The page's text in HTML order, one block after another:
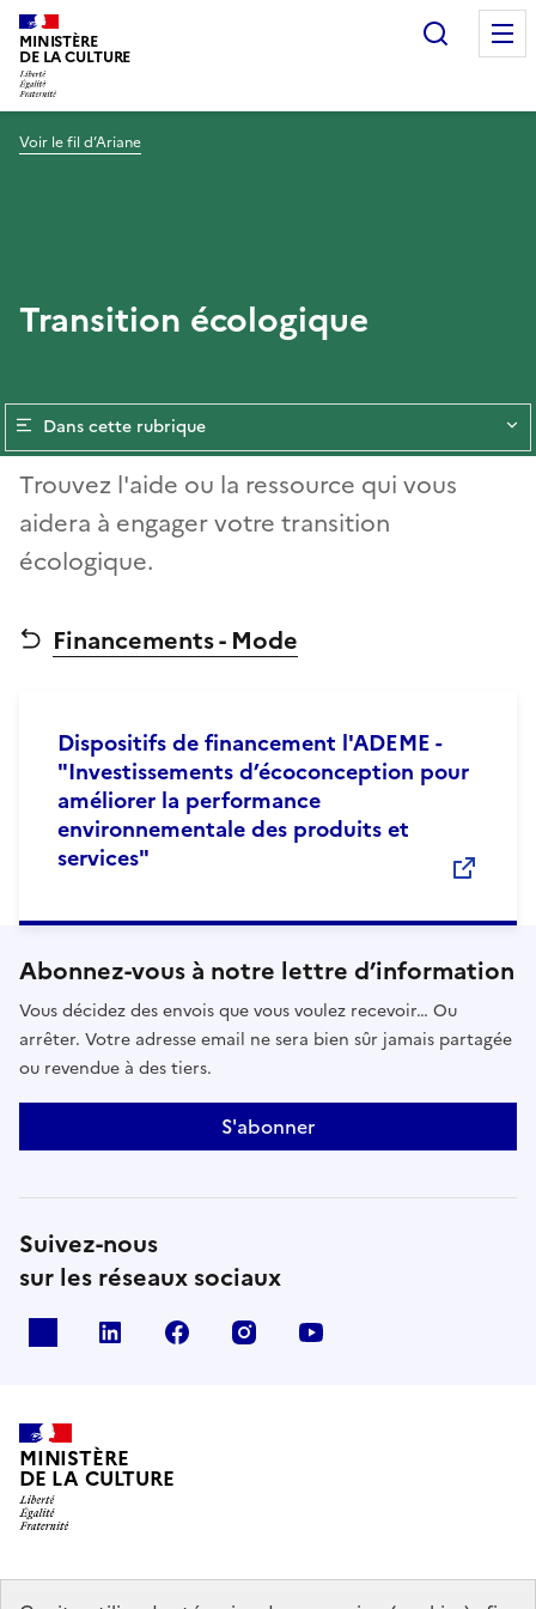
MINISTÈRE
DE LA CULTURE
Voir le fil d’Ariane
Transition écologique
Dans cette rubrique
Trouvez l'aide ou la ressource qui vous
aidera à engager votre transition
écologique.
Financements - Mode
Dispositifs de financement l'ADEME -
"Investissements d’écoconception pour
améliorer la performance
environnementale des produits et
services"
Abonnez-vous à notre lettre d’information
Vous décidez des envois que vous voulez recevoir… Ou
arrêter. Votre adresse email ne sera bien sûr jamais partagée
ou revendue à des tiers.
S'abonner
Suivez-nous
sur les réseaux sociaux
linkedin facebook instagram
MINISTÈRE
DE LA CULTURE